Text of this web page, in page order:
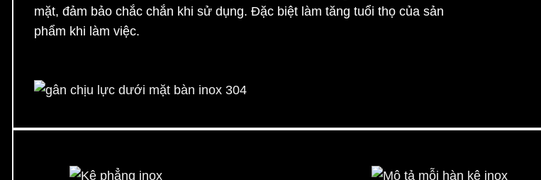
mặt, đảm bảo chắc chắn khi sử dụng. Đặc biệt làm tăng tuổi thọ của sản
phẩm khi làm việc.